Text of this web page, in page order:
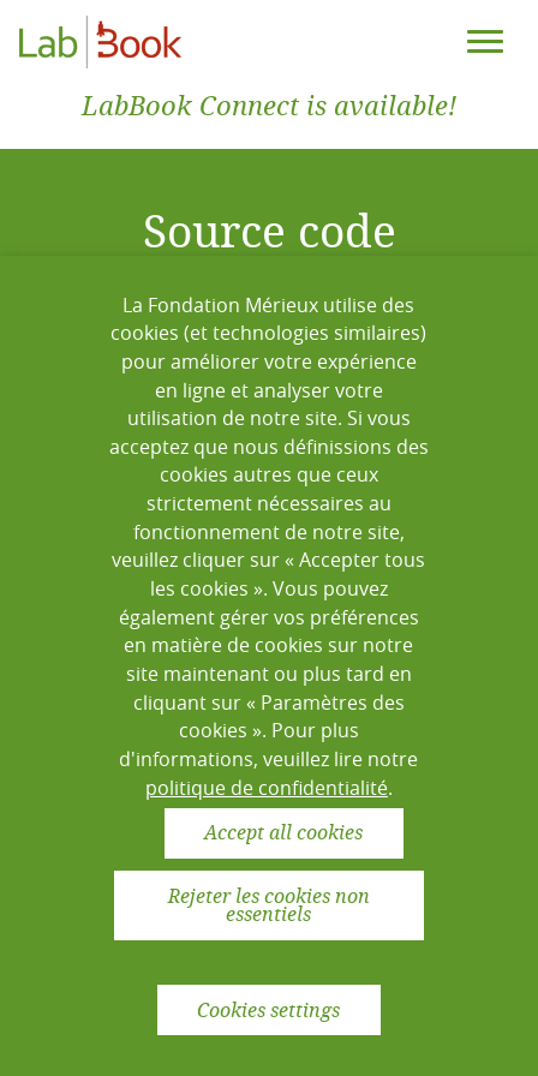
LabBook Connect is available!
Source code
Welcome software developers and
professionals
LabBook is an open source software
that has a Github repository.
Access Github
You can contribute to LabBook via the Github
repository or by contacting thedevelopment team
© 2026 Mérieux Foundation. All rights reserved.
La Fondation Mérieux utilise des
cookies (et technologies similaires)
pour améliorer votre expérience
en ligne et analyser votre
utilisation de notre site. Si vous
acceptez que nous définissions des
cookies autres que ceux
strictement nécessaires au
fonctionnement de notre site,
veuillez cliquer sur « Accepter tous
les cookies ». Vous pouvez
également gérer vos préférences
en matière de cookies sur notre
site maintenant ou plus tard en
cliquant sur « Paramètres des
cookies ». Pour plus
d'informations, veuillez lire notre
politique de confidentialité.
Accept all cookies
Rejeter les cookies non
essentiels
Cookies settings